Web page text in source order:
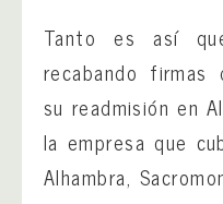
Tanto es así
recabando
su readmisión en
la empresa que
Alhambra,